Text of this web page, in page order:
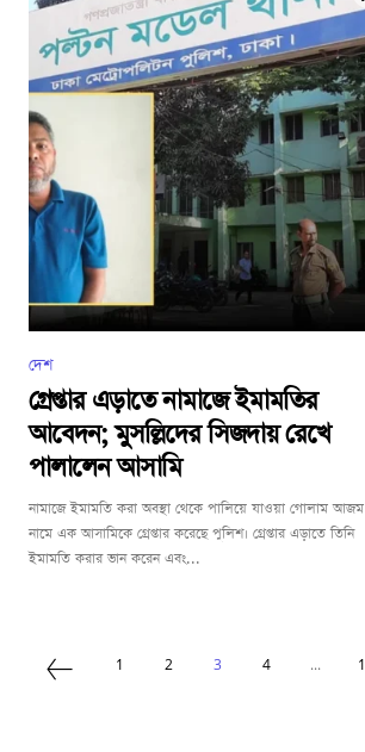
দেশ
গ্রেপ্তার এড়াতে নামাজে ইমামতির
আবেদন; মুসল্লিদের সিজদায় রেখে
পালালেন আসামি
নামাজে ইমামতি করা অবস্থা থেকে পালিয়ে যাওয়া গোলাম
নামে এক আসামিকে গ্রেপ্তার করেছে পুলিশ। গ্রেপ্তার এড়াতে তিনি
ইমামতি করার ভান করেন এবং...
1 2 3 4 ...